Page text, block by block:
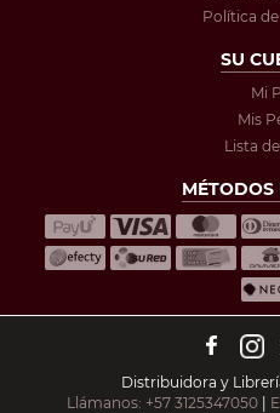
Política
SU
Mi
Mis
Lista
MÉTODOS
Distribuidora y
Llámanos: +57 3125347050 |